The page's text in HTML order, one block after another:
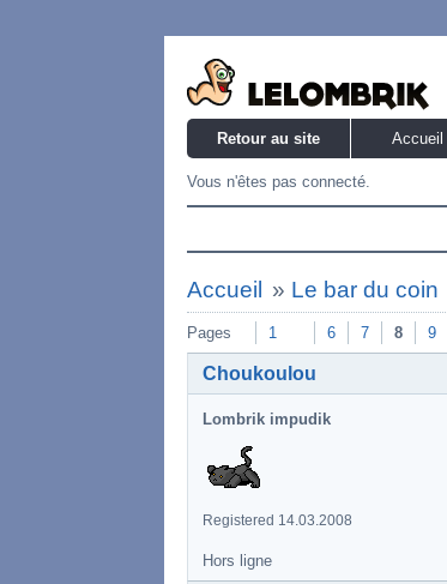
Retour au site Accueil
Vous n'êtes pas connecté.
Accueil » Le bar du coin
Pages 1 6 7 8 9
Choukoulou
Lombrik impudik
Registered 14.03.2008
Hors ligne